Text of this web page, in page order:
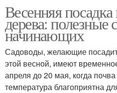
Весенняя посадка
дерева: полезные
начинающих
Садоводы, желающие
этой весной, имеют
апреля до 20 мая, когда
температура благоприятна